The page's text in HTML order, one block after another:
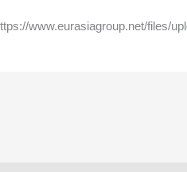
www.eurasiagroup.net/files/